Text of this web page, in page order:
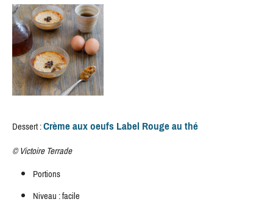
Dessert :Crème aux oeufs Label Rouge au thé
©Victoire Terrade
Portions
Niveau : facile